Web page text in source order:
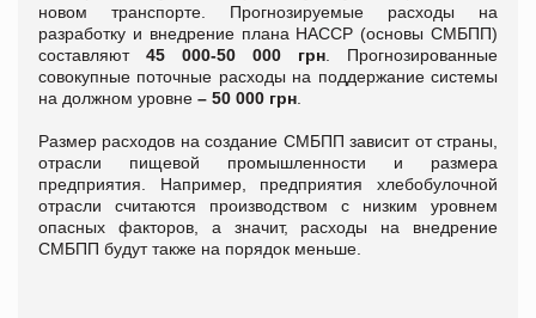
новом транспорте. Прогнозируемые расходы на
разработку и внедрение плана НАССР (основы СМБПП)
составляют 45 000-50 000 грн . Прогнозированные
совокупные поточные расходы на поддержание системы
на должном уровне – 50 000 грн
Размер расходов на создание СМБПП зависит от страны,
отрасли пищевой промышленности и размера
предприятия. Например, предприятия хлебобулочной
отрасли считаются производством с низким уровнем
опасных факторов, а значит, расходы на внедрение
СМБПП будут также на порядок меньше.